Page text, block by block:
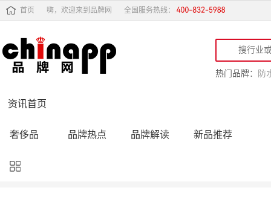
首页 嗨，欢迎来到品牌网 全国服务热线：
热门品牌： 防
资讯首页
奢侈品 品牌热点 品牌解读 新品推荐
品牌黑榜